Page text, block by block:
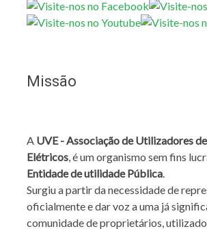
Missão
A UVE - Associação de Utilizadores
Elétricos, é um organismo sem fins
Entidade de utilidade Pública.
Surgiu a partir da necessidade de
oficialmente e dar voz a uma já
comunidade de proprietários,